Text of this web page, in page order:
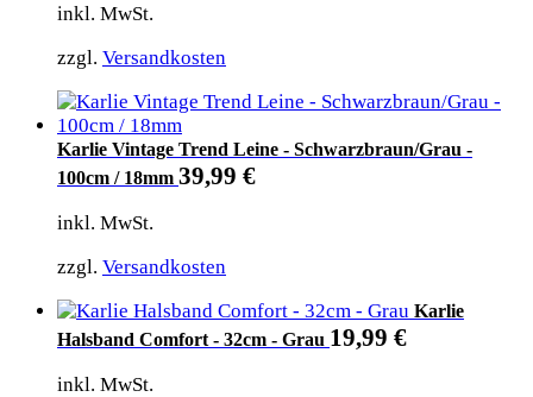
inkl. MwSt.
zzgl. Versandkosten
Karlie Vintage Trend Leine - Schwarzbraun/Grau -
100cm / 18mm 39,99 €
inkl. MwSt.
zzgl. Versandkosten
Karlie
Halsband Comfort - 32cm - Grau 19,99 €
inkl. MwSt.